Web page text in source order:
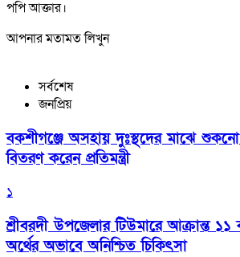
পপি আক্তার।
আপনার মতামত লিখুন
সর্বশেষ
জনপ্রিয়
বকশীগঞ্জে অসহায় দুঃস্থদের মাঝে
বিতরণ করেন প্রতিমন্ত্রী
১
শ্রীবরদী উপজেলার টিউমারে আক্রান্ত ১১
অর্থের অভাবে অনিশ্চিত চিকিৎসা